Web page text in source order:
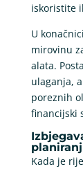
iskoristite
U
mirovinu
alata.
ulaganja,
poreznih
financijski
Kada je